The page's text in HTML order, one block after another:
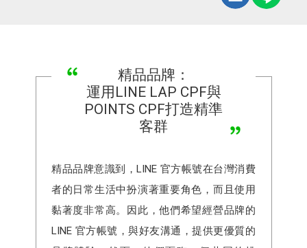
精品品牌：
運用LINE LAP CPF與
POINTS CPF打造精準
客群
精品品牌意識到，LINE 官方帳號在台灣消費
者的日常生活中扮演著重要角色，而且使用
黏著度非常高。因此，他們希望經營品牌的
LINE 官方帳號，與好友溝通，提供更優質的